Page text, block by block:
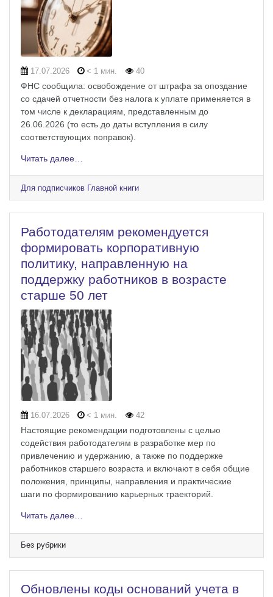
17.07.2026 < 1 мин. 40
ФНС сообщила: освобождение от штрафа за опоздание
со сдачей отчетности без налога к уплате применяется в
том числе к декларациям, представленным до
26.06.2026 (то есть до даты вступления в силу
соответствующих поправок).
Читать далее…
Для подписчиков Главной книги
Работодателям рекомендуется
формировать корпоративную
политику, направленную на
поддержку работников в возрасте
старше 50 лет
16.07.2026 < 1 мин. 42
Настоящие рекомендации подготовлены с целью
содействия работодателям в разработке мер по
привлечению и удержанию, а также по поддержке
работников старшего возраста и включают в себя общие
положения, принципы, направления и практические
шаги по формированию карьерных траекторий.
Читать далее…
Без рубрики
Обновлены коды оснований учета в